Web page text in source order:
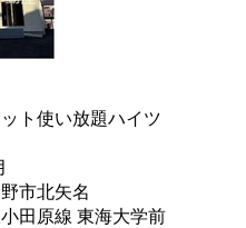
ト使い放題ハイツ
市北矢名
田原線 東海大学前